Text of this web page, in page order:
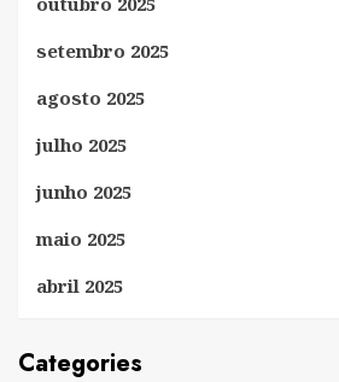
setembro 2025
agosto 2025
julho 2025
junho 2025
maio 2025
abril 2025
Categories